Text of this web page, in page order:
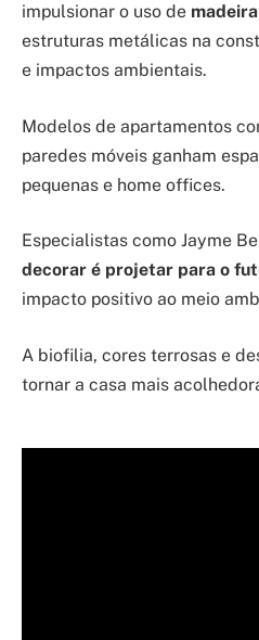
impulsionar o uso de
estruturas metálicas na
e impactos ambientais.
Modelos de apartamentos
paredes móveis ganham
pequenas e home offices.
Especialistas como Jayme
decorar é projetar para o
impacto positivo ao meio
A biofilia, cores terrosas e
tornar a casa mais